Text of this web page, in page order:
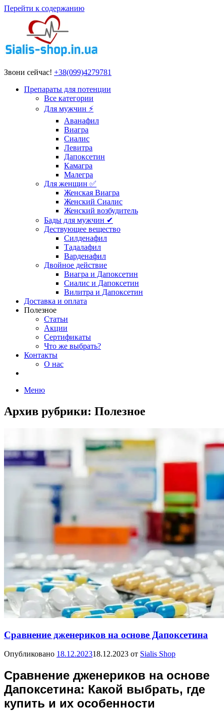
Перейти к содержанию
Звони сейчас! +38(099)4279781
Препараты для потенции
Все категории
Для мужчин ⚡
Аванафил
Виагра
Сиалис
Левитра
Дапоксетин
Камагра
Малегра
Для женщин ✅
Женская Виагра
Женский Сиалис
Женский возбудитель
Бады для мужчин ✔
Дествующее вещество
Силденафил
Тадалафил
Варденафил
Двойное действие
Виагра и Дапоксетин
Сиалис и Дапоксетин
Вилитра и Дапоксетин
Доставка и оплата
Полезное
Статьи
Акции
Сертификаты
Что же выбрать?
Контакты
О нас
Меню
Архив рубрики: Полезное
Сравнение дженериков на основе Дапоксетина
Опубликовано 18.12.202318.12.2023 от Sialis Shop
Сравнение дженериков на основе
Дапоксетина: Какой выбрать, где
купить и их особенности